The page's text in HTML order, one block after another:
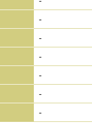
-
-
-
-
-
-